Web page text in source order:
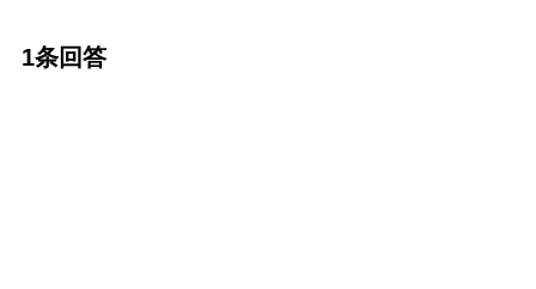
全。微晶瓷没有通过审批，属于非法产品了。
1条回答